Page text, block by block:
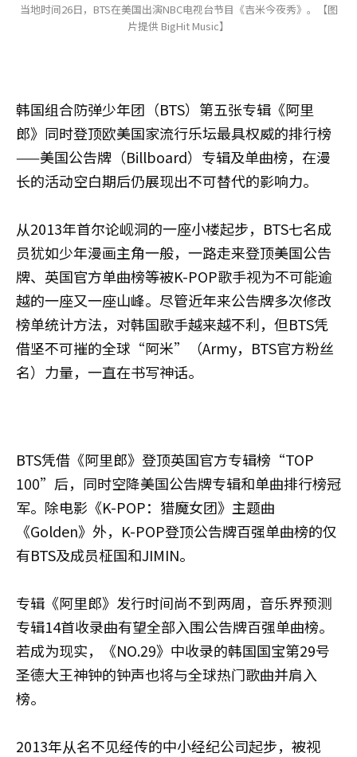
当地时间26日，BTS在美国出演NBC电视台节目《吉米今夜秀》。【图
片提供 BigHit Music】
韩国组合防弹少年团（BTS）第五张专辑《阿里
郎》同时登顶欧美国家流行乐坛最具权威的排行榜
——美国公告牌（Billboard）专辑及单曲榜，在漫
长的活动空白期后仍展现出不可替代的影响力。
从2013年首尔论岘洞的一座小楼起步，BTS七名成
员犹如少年漫画主角一般，一路走来登顶美国公告
牌、英国官方单曲榜等被K-POP歌手视为不可能逾
越的一座又一座山峰。尽管近年来公告牌多次修改
榜单统计方法，对韩国歌手越来越不利，但BTS凭
借坚不可摧的全球“阿米”（Army，BTS官方粉丝
名）力量，一直在书写神话。
BTS凭借《阿里郎》登顶英国官方专辑榜“TOP
100”后，同时空降美国公告牌专辑和单曲排行榜冠
军。除电影《K-POP：猎魔女团》主题曲
《Golden》外，K-POP登顶公告牌百强单曲榜的仅
有BTS及成员柾国和JIMIN。
专辑《阿里郎》发行时间尚不到两周，音乐界预测
专辑14首收录曲有望全部入围公告牌百强单曲榜。
若成为现实，《NO.29》中收录的韩国国宝第29号
圣德大王神钟的钟声也将与全球热门歌曲并肩入
榜。
2013年从名不见经传的中小经纪公司起步，被视